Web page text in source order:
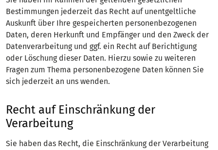
Bestimmungen jederzeit das Recht auf unentgeltliche
Auskunft über Ihre gespeicherten personenbezogenen
Daten, deren Herkunft und Empfänger und den Zweck der
Datenverarbeitung und ggf. ein Recht auf Berichtigung
oder Löschung dieser Daten. Hierzu sowie zu weiteren
Fragen zum Thema personenbezogene Daten können Sie
sich jederzeit an uns wenden.
Recht auf Einschränkung der
Verarbeitung
Sie haben das Recht, die Einschränkung der Verarbeitung